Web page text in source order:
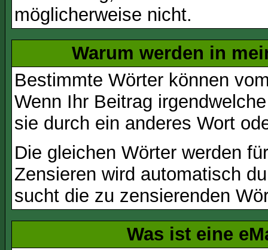
möglicherweise nicht.
Warum werden in
Bestimmte Wörter können
Wenn Ihr Beitrag
sie durch ein anderes Wort
Die gleichen Wörter werden
Zensieren wird automatisch
sucht die zu zensierenden
Was ist eine